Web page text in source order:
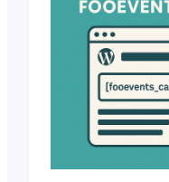
εμπνευσμένο
είναι ιδανικό
εκδήλωσή σας.